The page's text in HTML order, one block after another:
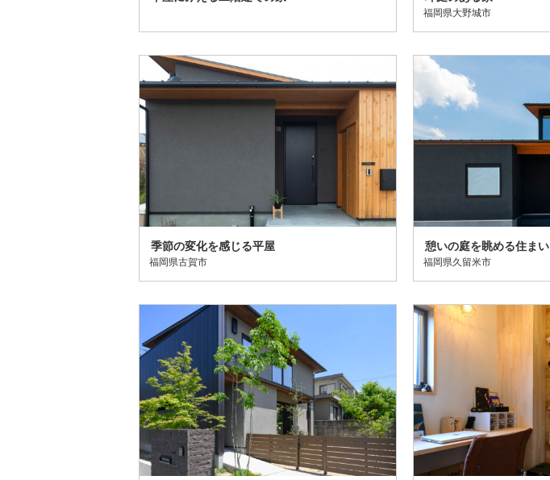
福岡県大野城市
季節の変化を感じる平屋
福岡県古賀市
憩いの庭を眺める住まい
福岡県久留米市